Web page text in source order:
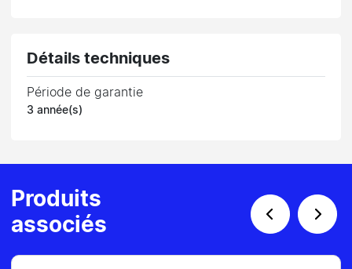
Détails techniques
Période de garantie
3 année(s)
Produits
associés